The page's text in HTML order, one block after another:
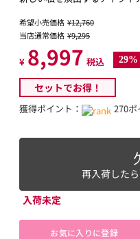
希望小売価格 ¥12,760
当店通常価格 ¥9,295
¥ 8,997 税込 29%
セットでお得！
獲得ポイント： 270ポ
再入荷した
入荷未定
お気に入りに登録